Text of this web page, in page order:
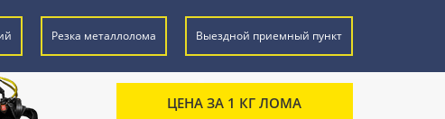
Резка металлолома Выездной приемный пункт
ЦЕНА ЗА 1 КГ ЛОМА